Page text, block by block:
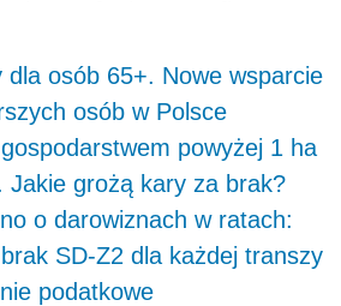
dla osób 65+. Nowe wsparcie
osób w Polsce
powyżej 1 ha
Jakie grożą kary za brak?
o darowiznach w ratach:
SD-Z2 dla każdej transzy
podatkowe